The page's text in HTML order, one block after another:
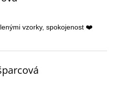
je 5 z 5 hvězdiček.
vzorky, spokojenost ❤️
je 5 z 5 hvězdiček.